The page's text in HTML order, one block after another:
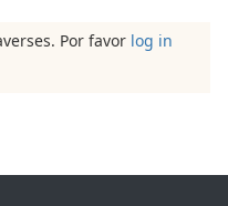
Por favor log in